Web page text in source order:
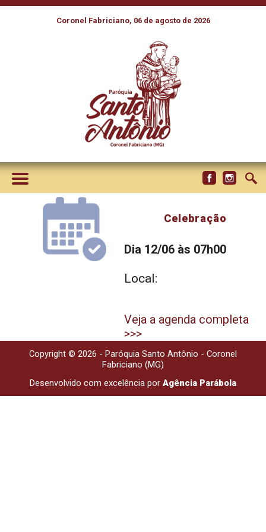
Coronel Fabriciano, 06 de agosto de 2026
Celebração
Dia 12/06 às 07h00
Local:
Veja a agenda completa
>>>
Copyright © 2026 - Paróquia Santo Antônio - Coronel
Fabriciano (MG)
Desenvolvido com excelência por Agência Parábola